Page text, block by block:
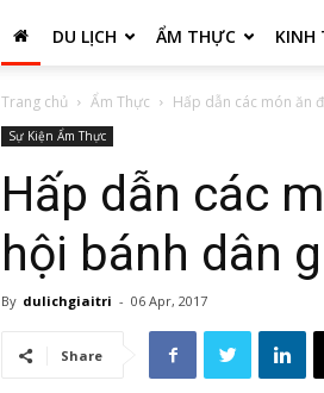
DU LỊCH ẨM THỰC KINH
Trang chủ Ẩm Thực Hấp dẫn các món ăn
Sự Kiện Ẩm Thực
Hấp dẫn các
hội bánh dân
By dulichgiaitri - 06 Apr, 2017
Share